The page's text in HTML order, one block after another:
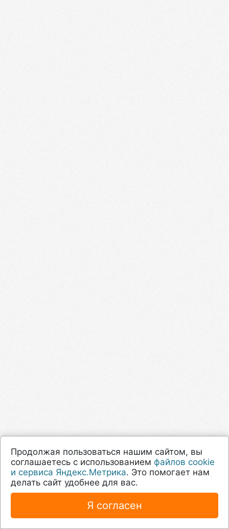
Продолжая пользоваться нашим сайтом, вы
соглашаетесь с использованием файлов cookie
и сервиса Яндекс.Метрика. Это помогает нам
делать сайт удобнее для вас.
Я согласен